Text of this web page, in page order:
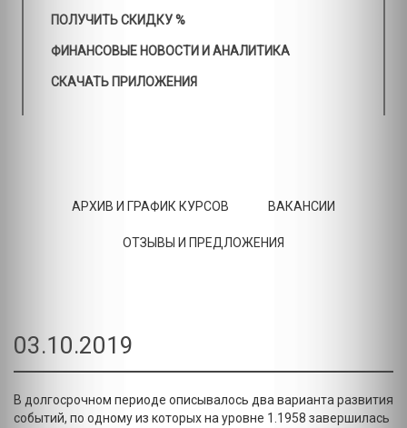
ПОЛУЧИТЬ СКИДКУ %
ФИНАНСОВЫЕ НОВОСТИ И АНАЛИТИКА
СКАЧАТЬ ПРИЛОЖЕНИЯ
АРХИВ И ГРАФИК КУРСОВ ВАКАНСИИ
ОТЗЫВЫ И ПРЕДЛОЖЕНИЯ
03.10.2019
В долгосрочном периоде описывалось два варианта развития
событий, по одному из которых на уровне 1.1958 завершилась